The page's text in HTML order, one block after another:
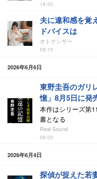
19:30
夫に違和感を覚
ドバイスは
オトナンサー
09:15
2026年6月6日
東野圭吾のガリ
憶」8月5日に発
本作はシリーズ第
書となる
Real Sound
06:00
2026年6月4日
探偵が捉えた若